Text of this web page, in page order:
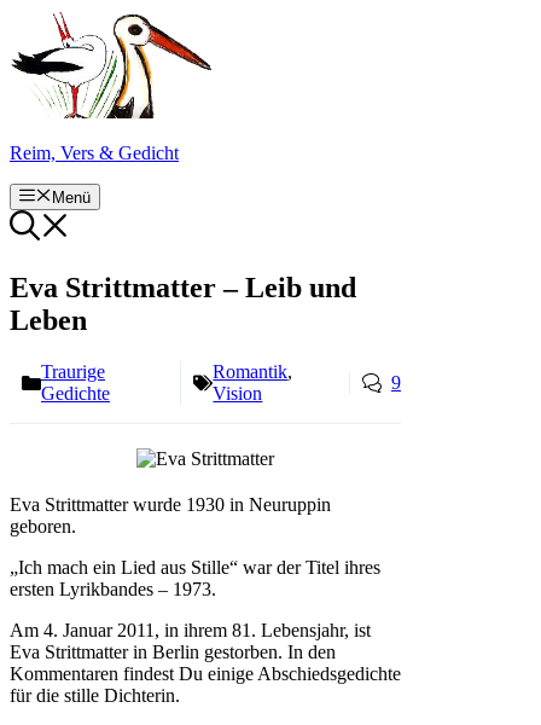
springen
Reim, Vers & Gedicht
Menü
Eva Strittmatter – Leib und
Leben
Traurige
Gedichte
Romantik,
Vision
9
Eva Strittmatter wurde 1930 in Neuruppin
geboren.
„Ich mach ein Lied aus Stille“ war der Titel ihres
ersten Lyrikbandes – 1973.
Am 4. Januar 2011, in ihrem 81. Lebensjahr, ist
Eva Strittmatter in Berlin gestorben. In den
Kommentaren findest Du einige Abschiedsgedichte
für die stille Dichterin.